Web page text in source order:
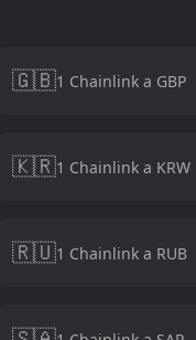
🇬🇧1 Chainlink a GBP
🇰🇷1 Chainlink a KRW
🇷🇺1 Chainlink a RUB